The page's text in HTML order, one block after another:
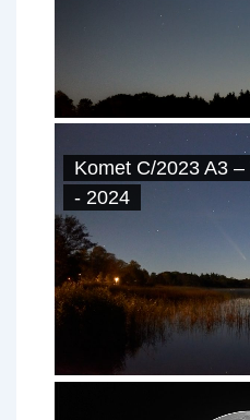
Komet C/2023 A3
- 2024